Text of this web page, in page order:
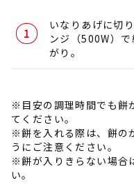
いなりあげに切
ンジ（500W）
がり。
※目安の調理時間でも餅
てください。
※餅を入れる際は、餅の
うにご注意ください。
※餅が入りきらない場合
い。